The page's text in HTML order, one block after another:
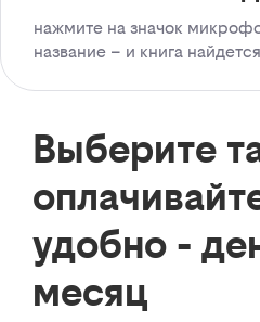
нажмите на значок
название – и книга найдется
Выберите
удобно -
месяц